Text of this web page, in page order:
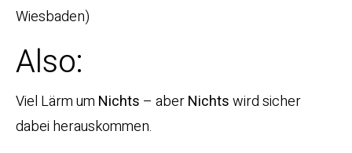
Wiesbaden)
Also:
Viel Lärm um Nichts – aberNichtswird sicher
dabei herauskommen.